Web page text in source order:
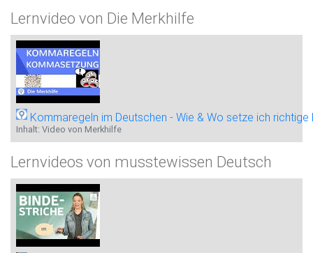
Lernvideo von Die Merkhilfe
Kommaregeln im Deutschen - Wie & Wo setze ich richtige
Inhalt: Video von Merkhilfe
Lernvideos von musstewissen Deutsch